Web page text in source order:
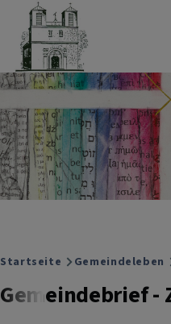
Direkt zum Inhalt
Christuskirche
Evangelisch-Lutherische
Breadcrumb
Startseite Gemeindeleben
Gemeindebrief -